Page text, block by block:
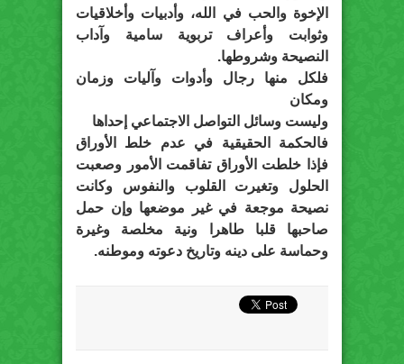
الإخوة والحب في الله، وأدبيات وأخلاقيات
وثوابت وأعراف تربوية سامية وآداب
النصيحة وشروطها.
فلكل منها رجال وأدوات وآليات وزمان
ومكان
وليست وسائل التواصل الاجتماعي إحداها
فالحكمة الحقيقية في عدم خلط الأوراق
فإذا خلطت الأوراق تفاقمت الأمور وصعبت
الحلول وتغيرت القلوب والنفوس وكانت
نصيحة موجعة في غير موضعها وإن حمل
صاحبها قلبا طاهرا ونية مخلصة وغيرة
وحماسة على دينه وتاريخ دعوته وموطنه.